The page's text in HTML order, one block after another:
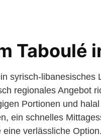
Taboulé
syrisch-
regionales Angebot
Portionen und
ein schnelles
verlässliche